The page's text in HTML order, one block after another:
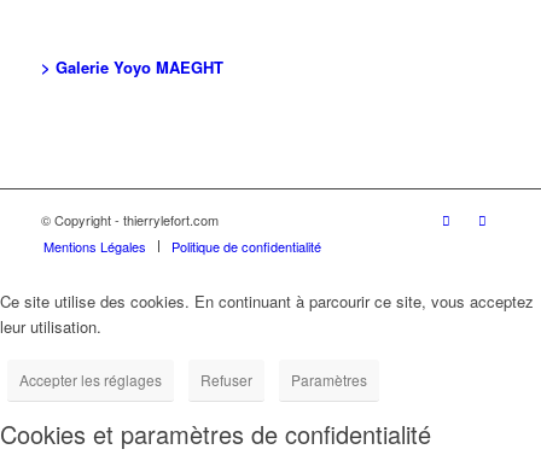
> Galerie Yoyo MAEGHT
© Copyright - thierrylefort.com
Mentions Légales
Politique de confidentialité
Ce site utilise des cookies. En continuant à parcourir ce site, vous acceptez
leur utilisation.
Accepter les réglages Refuser Paramètres
Cookies et paramètres de confidentialité